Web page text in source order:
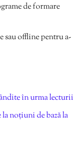
de formare
offline pentru a-
în urma lecturii
noțiuni de bază la